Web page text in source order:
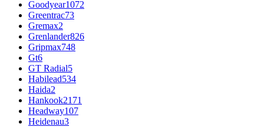
Goodyear1072
Greentrac73
Gremax2
Grenlander826
Gripmax748
Gt6
GT Radial5
Habilead534
Haida2
Hankook2171
Headway107
Heidenau3